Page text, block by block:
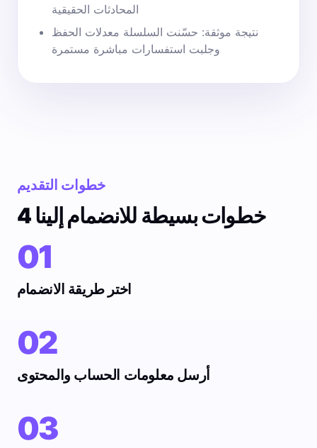
المحادثات الحقيقية
نتيجة موثقة: حسّنت السلسلة معدلات الحفظ
وجلبت استفسارات مباشرة مستمرة
خطوات التقديم
4 خطوات بسيطة للانضمام إلينا
01
اختر طريقة الانضمام
02
أرسل معلومات الحساب والمحتوى
03